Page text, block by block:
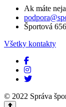
Ak máte
Športová
Všetky kontakty
© 2022 Správa